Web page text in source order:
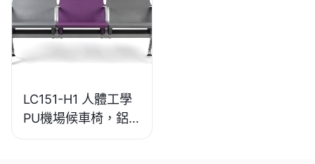
LC151-H1 人體工學
PU機場候車椅，鋁
合金框架，適用於高